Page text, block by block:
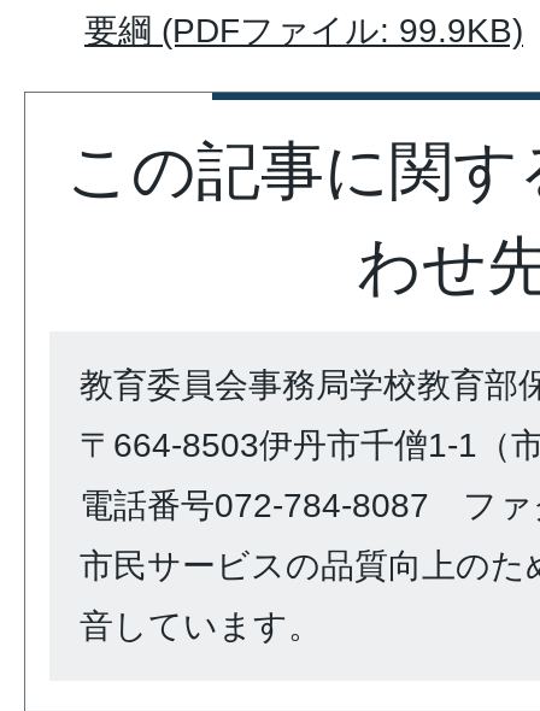
要綱 (PDFファイル: 99.9KB)
この記事に関
わせ
教育委員会事務局学校教育部
〒664-8503伊丹市千僧1-1（
電話番号072-784-8087 ファ
市民サービスの品質向上のた
音しています。